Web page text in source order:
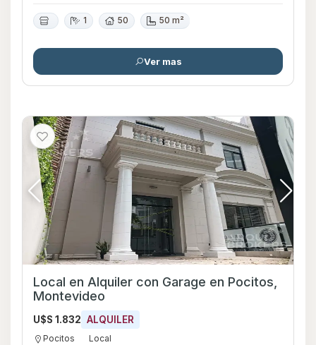
1 50 50 m²
Ver mas
Local en Alquiler con Garage en Pocitos,
Montevideo
U$S 1.832 ALQUILER
Pocitos Local